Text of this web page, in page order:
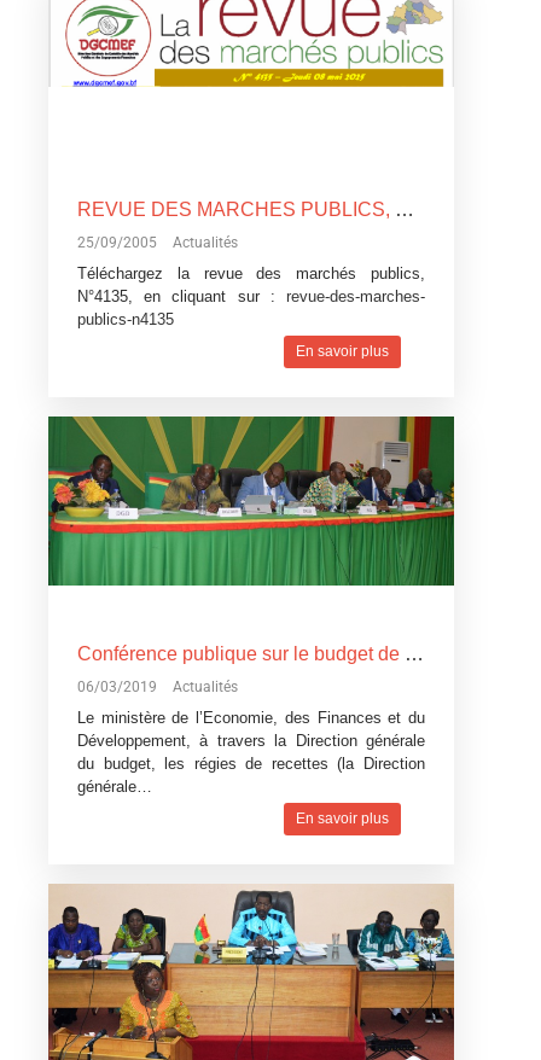
REVUE DES MARCHES PUBLICS, N°4135
25/09/2005 Actualités
Téléchargez la revue des marchés publics,
N°4135, en cliquant sur : revue-des-marches-
publics-n4135
En savoir plus
Conférence publique sur le budget de l’Etat, exercice 2019: Devoir de transparence vis-à-vis des citoyens burkinabè
06/03/2019 Actualités
Le ministère de l’Economie, des Finances et du
Développement, à travers la Direction générale
du budget, les régies de recettes (la Direction
générale…
En savoir plus